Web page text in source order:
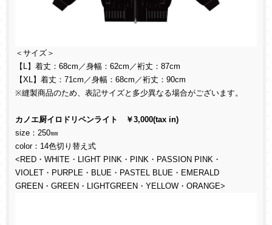
＜サイズ＞
【L】着丈：68cm／身幅：62cm／裄丈：87cm
【XL】着丈：71cm／身幅：68cm／裄丈：90cm
※縫製商品のため、表記サイズと多少異なる場合がございます。
カノエ厨イロドリペンライト ￥3,000(tax in)
size：250㎜
color：14色切り替え式
<RED・WHITE・LIGHT PINK・PINK・PASSION PINK・
VIOLET・PURPLE・BLUE・PASTEL BLUE・EMERALD
GREEN・GREEN・LIGHTGREEN・YELLOW・ORANGE>